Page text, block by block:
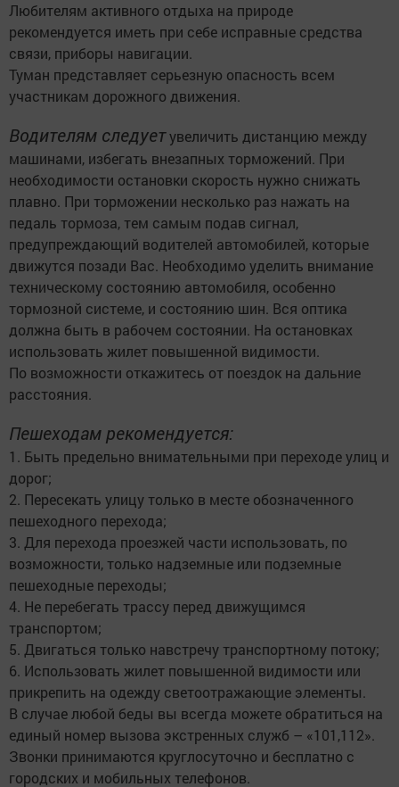
Любителям активного отдыха на природе
рекомендуется иметь при себе исправные средства
связи, приборы навигации.
Туман представляет серьезную опасность всем
участникам дорожного движения.
Водителям следуетувеличить дистанцию между
машинами, избегать внезапных торможений. При
необходимости остановки скорость нужно снижать
плавно. При торможении несколько раз нажать на
педаль тормоза, тем самым подав сигнал,
предупреждающий водителей автомобилей, которые
движутся позади Вас. Необходимо уделить внимание
техническому состоянию автомобиля, особенно
тормозной системе, и состоянию шин. Вся оптика
должна быть в рабочем состоянии. На остановках
использовать жилет повышенной видимости.
По возможности откажитесь от поездок на дальние
расстояния.
Пешеходам рекомендуется:
1. Быть предельно внимательными при переходе улиц и
дорог;
2. Пересекать улицу только в месте обозначенного
пешеходного перехода;
3. Для перехода проезжей части использовать, по
возможности, только надземные или подземные
пешеходные переходы;
4. Не перебегать трассу перед движущимся
транспортом;
5. Двигаться только навстречу транспортному потоку;
6. Использовать жилет повышенной видимости или
прикрепить на одежду светоотражающие элементы.
В случае любой беды вы всегда можете обратиться на
единый номер вызова экстренных служб – «101,112».
Звонки принимаются круглосуточно и бесплатно с
городских и мобильных телефонов.